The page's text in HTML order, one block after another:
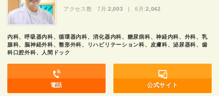
アクセス数 7月:2,003 | 6月:2,042
内科、呼吸器内科、循環器内科、消化器内科、糖尿病科、神経内科、外科、乳
腺科、脳神経外科、整形外科、リハビリテーション科、皮膚科、泌尿器科、歯
科口腔外科、人間ドック
電話 公式サイト